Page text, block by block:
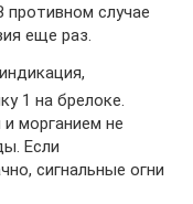
противном случае
еще раз.
1 на брелоке.
морганием не
Если
сигнальные огни